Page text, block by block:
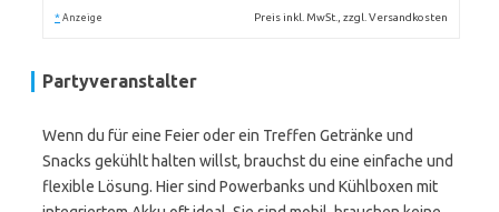
* Anzeige Preis inkl. MwSt., zzgl. Versandkosten
Partyveranstalter
Wenn du für eine Feier oder ein Treffen Getränke und
Snacks gekühlt halten willst, brauchst du eine einfache und
flexible Lösung. Hier sind Powerbanks und Kühlboxen mit